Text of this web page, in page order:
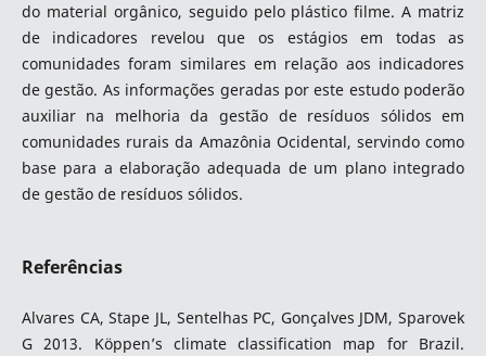
do material orgânico, seguido pelo plástico filme. A matriz
de indicadores revelou que os estágios em todas as
comunidades foram similares em relação aos indicadores
de gestão. As informações geradas por este estudo poderão
auxiliar na melhoria da gestão de resíduos sólidos em
comunidades rurais da Amazônia Ocidental, servindo como
base para a elaboração adequada de um plano integrado
de gestão de resíduos sólidos.
Referências
Alvares CA, Stape JL, Sentelhas PC, Gonçalves JDM, Sparovek
G 2013. Köppen’s climate classification map for Brazil.